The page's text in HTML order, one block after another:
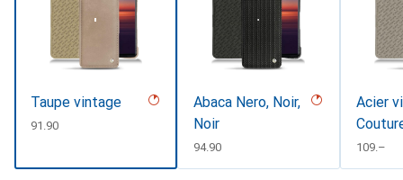
Taupe vintage
CHF
91.90
Abaca Nero, Noir,
Noir
CHF
94.90
Acier
CHF
109.–